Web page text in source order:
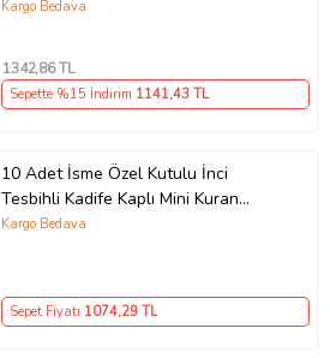
Mevlüt Hediyesi Fuşya
Kargo Bedava
1342,86 TL
Sepette %15 İndirim 1141,43 TL
10 Adet İsme Özel Kutulu İnci
Tesbihli Kadife Kaplı Mini Kuran
Mevlüt Hediyesi Kırmızı
Kargo Bedava
Sepet Fiyatı 1074,29 TL